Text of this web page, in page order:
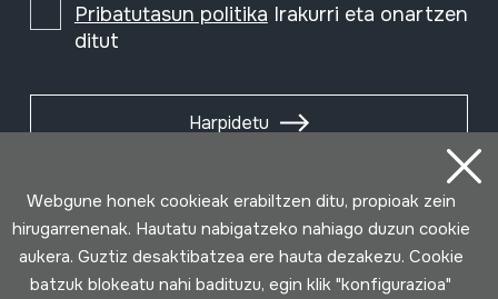
Pribatutasun politika Irakurri eta onartzen
ditut
Harpidetu
Webgune honek cookieak erabiltzen ditu, propioak zein
hirugarrenenak. Hautatu nabigatzeko nahiago duzun cookie
aukera. Guztiz desaktibatzea ere hauta dezakezu. Cookie
batzuk blokeatu nahi badituzu, egin klik "konfigurazioa"